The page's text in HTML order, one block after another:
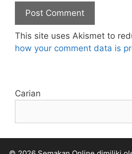
This site uses Akismet to
how your comment data is
Carian